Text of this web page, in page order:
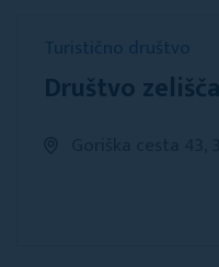
Turistično društvo
Društvo